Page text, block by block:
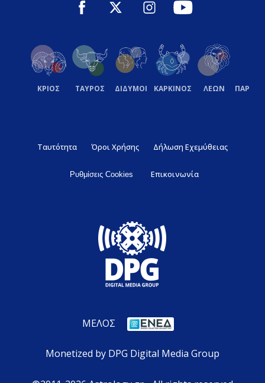
ΚΡΙΟΣ ΤΑΥΡΟΣ ΔΙΔΥΜΟΙ ΚΑΡΚΙΝΟΣ ΛΕΩΝ
Ταυτότητα Όροι Χρήσης Δήλωση Εχεμύθειας
Ρυθμίσεις Cookies Επικοινωνία
ΜΕΛΟΣ
Monetized by DPG Digital Media Group